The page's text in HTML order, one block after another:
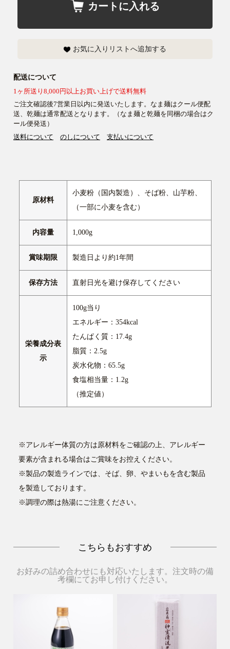
カートに入れる
お気に入りリストへ追加する
配送について
1ヶ所送り8,000円以上お買い上げで送料無料
ご注文確認後7営業日以内に発送いたします。なま麺はクール便配
送、乾麺は通常配送となります。（なま麺と乾麺を同梱の場合はク
ール便発送）
送料について
のしについて 支払いについて
原材料
小麦粉（国内製造）、そば粉、山芋粉、
（一部に小麦を含む）
内容量 1,000g
賞味期限 製造日より約1年間
保存方法 直射日光を避け保存してください
栄養成分表
示
100g当り
エネルギー：354kcal
たんぱく質：17.4g
脂質：2.5g
炭水化物：65.5g
食塩相当量：1.2g
（推定値）
※アレルギー体質の方は原材料をご確認の上、アレルギー
要素が含まれる場合はご賞味をお控えください。
※製品の製造ラインでは、そば、卵、やまいもを含む製品
を製造しております。
※調理の際は熱湯にご注意ください。
こちらもおすすめ
お好みの詰め合わせにも対応いたします。注文時の備
考欄にてお申し付けください。